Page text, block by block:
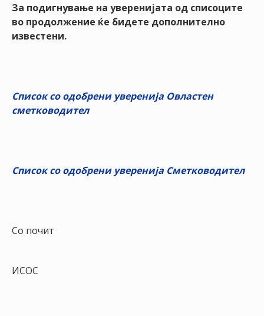
ЗА
ЧЛЕНОВИ
За подигнување на уверенијата од списоците
во продолжение ќе бидете дополнително
известени.
Список со одобрени уверенија Овластен
сметководител
Список со одобрени уверенија Сметководител
Со почит
ИСОС